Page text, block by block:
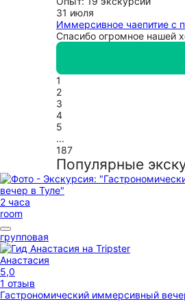
31 июля
Иммерсивное чаепитие с
Спасибо огромное нашей
1
2
3
4
5
...
187
Популярные
2 часа
room
групповая
Анастасия
5,0
1 отзыв
Гастрономический иммерсивный